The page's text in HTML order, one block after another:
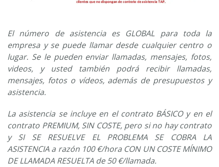
El número de asistencia es GLOBAL para toda la
empresa y se puede llamar desde cualquier centro o
lugar. Se le pueden enviar llamadas, mensajes, fotos,
videos, y usted también podrá recibir llamadas,
mensajes, fotos o vídeos, además de presupuestos y
asistencia.
La asistencia se incluye en el contrato BÁSICO y en el
contrato PREMIUM, SIN COSTE, pero si no hay contrato
y SI SE RESUELVE EL PROBLEMA SE COBRA LA
ASISTENCIA a razón 100 €/hora CON UN COSTE MÍNIMO
DE LLAMADA RESUELTA de 50 €/llamada.